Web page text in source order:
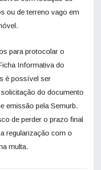
ou de terreno vago em
para protocolar o
Informativa do
é possível ser
do documento
emissão pela Semurb.
de perder o prazo final
regularização com o
multa.